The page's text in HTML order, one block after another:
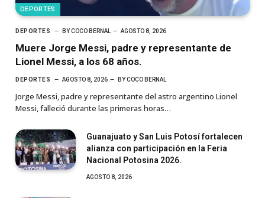
DEPORTES
DEPORTES BYCOCO BERNAL AGOSTO 8, 2026
Muere Jorge Messi, padre y representante de
Lionel Messi, a los 68 años.
DEPORTES AGOSTO 8, 2026 BYCOCO BERNAL
Jorge Messi, padre y representante del astro argentino Lionel
Messi, falleció durante las primeras horas…
Guanajuato y San Luis Potosí fortalecen
alianza con participación en la Feria
Nacional Potosina 2026.
AGOSTO 8, 2026